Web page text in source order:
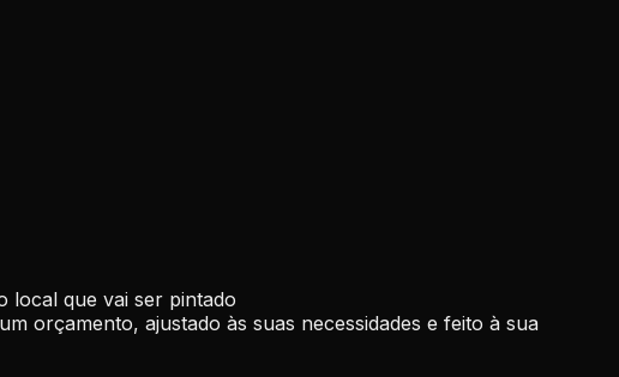
local que vai ser pintado
orçamento, ajustado às suas necessidades e feito à sua